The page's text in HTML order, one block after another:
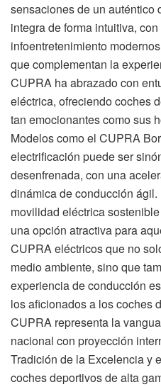
sensaciones de un auténtico
integra de forma intuitiva,
infoentretenimiento
que complementan la
CUPRA ha abrazado con
eléctrica, ofreciendo coches
tan emocionantes como sus
Modelos como el CUPRA
electrificación puede ser
desenfrenada, con una
dinámica de conducción
movilidad eléctrica
una opción atractiva para
CUPRA eléctricos que no
medio ambiente, sino que
experiencia de conducción
los aficionados a los coches
CUPRA representa la
nacional con proyección
Tradición de la Excelencia y
coches deportivos de alta